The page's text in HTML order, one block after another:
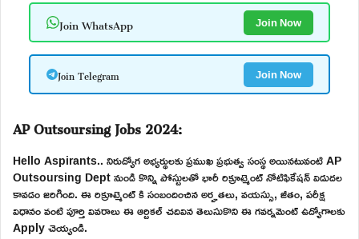
Join WhatsApp Join Now
Join Telegram Join Now
AP Outsoursing Jobs 2024:
Hello Aspirants.. నిరుద్యోగ అభ్యర్థులకు ప్రముఖ ప్రభుత్వ సంస్థ అయినటువంటి AP
Outsoursing Dept నుండి కొన్ని పోస్టులతో భారీ రిక్రూట్మెంట్ నోటిఫికేషన్ విడుదల
కావడం జరిగింది. ఈ రిక్రూట్మెంట్ కి సంబందించిన అర్హతలు, వయస్సు, జీతం, పరీక్ష
విధానం వంటి పూర్తి వివరాలు ఈ ఆర్టికల్ చదివిన తెలుసుకొని ఈ గవర్నమెంట్ ఉద్యోగాలకు
Apply చెయ్యండి.